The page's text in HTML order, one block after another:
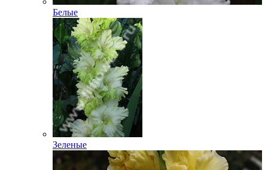
Белые
Зеленые